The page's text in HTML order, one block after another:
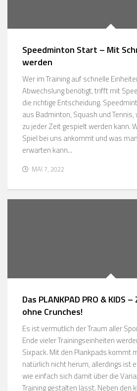
Speedminton Start – Mit
werden
Wer im Training auf schnelle
Abwechslung benötigt, trifft mit
die richtige Entscheidung.
aus Badminton, Squash und
zu jeder Zeit gespielt werden kann.
Spiel bei uns ankommt und was
erwarten kann...
MAI 7, 2022
Das PLANKPAD PRO & KIDS
ohne Crunches!
Es ist vermutlich der Traum aller
Ende vieler Trainingseinheiten
Sixpack. Mit den Plankpads kommt
natürlich nicht herum, allerdings ist
wie einfach sich damit über die
Training gestalten lässt. Neben den